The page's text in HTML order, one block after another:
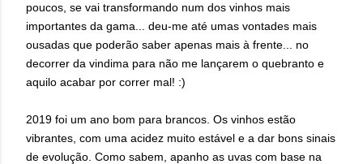
poucos, se vai transformando num dos vinhos mais
importantes da gama... deu-me até umas vontades mais
ousadas que poderão saber apenas mais à frente... no
decorrer da vindima para não me lançarem o quebranto e
aquilo acabar por correr mal! :)
2019 foi um ano bom para brancos. Os vinhos estão
vibrantes, com uma acidez muito estável e a dar bons sinais
de evolução. Como sabem, apanho as uvas com base na